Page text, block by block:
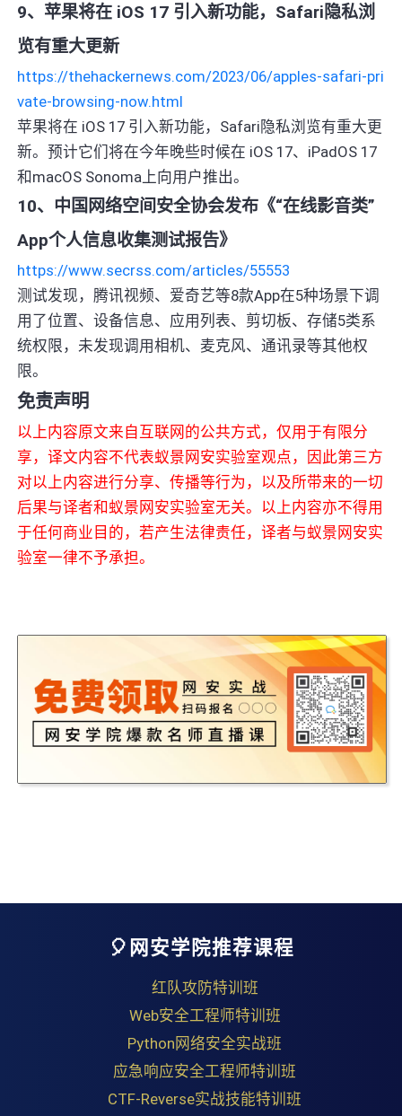
9、苹果将在 iOS 17 引入新功能，Safari隐私浏
览有重大更新
https://thehackernews.com/2023/06/apples-safari-pri
vate-browsing-now.html
苹果将在 iOS 17 引入新功能，Safari隐私浏览有重大更
新。预计它们将在今年晚些时候在 iOS 17、iPadOS 17
和macOS Sonoma上向用户推出。
10、中国网络空间安全协会发布《“在线影音类”
App个人信息收集测试报告》
https://www.secrss.com/articles/55553
测试发现，腾讯视频、爱奇艺等8款App在5种场景下调
用了位置、设备信息、应用列表、剪切板、存储5类系
统权限，未发现调用相机、麦克风、通讯录等其他权
限。
免责声明
以上内容原文来自互联网的公共方式，仅用于有限分
享，译文内容不代表蚁景网安实验室观点，因此第三方
对以上内容进行分享、传播等行为，以及所带来的一切
后果与译者和蚁景网安实验室无关。以上内容亦不得用
于任何商业目的，若产生法律责任，译者与蚁景网安实
验室一律不予承担。
🎈网安学院推荐课程
红队攻防特训班
Web安全工程师特训班
Python网络安全实战班
应急响应安全工程师特训班
CTF-Reverse实战技能特训班